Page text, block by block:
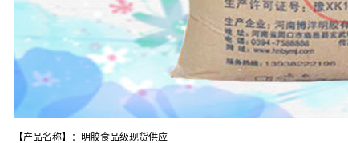
【产品名称】：明胶食品级现货供应